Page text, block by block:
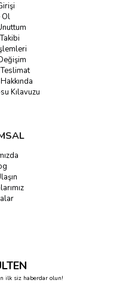
Ol
Kılavuzu
ilk siz haberdar olun!